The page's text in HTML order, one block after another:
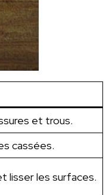
et trous.
cassées.
lisser les surfaces.